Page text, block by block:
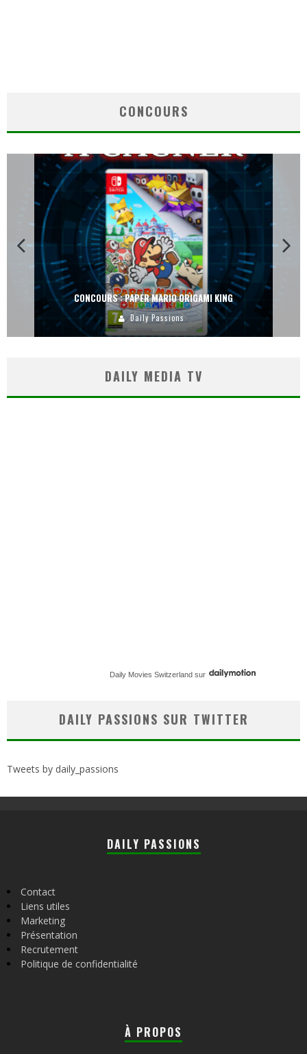
CONCOURS
CONCOURS : PAPER MARIO ORIGAMI KING
Daily Passions
DAILY MEDIA TV
Daily Movies Switzerland sur
DAILY PASSIONS SUR TWITTER
Tweets by daily_passions
DAILY PASSIONS
Contact
Liens utiles
Marketing
Présentation
Recrutement
Politique de confidentialité
À PROPOS